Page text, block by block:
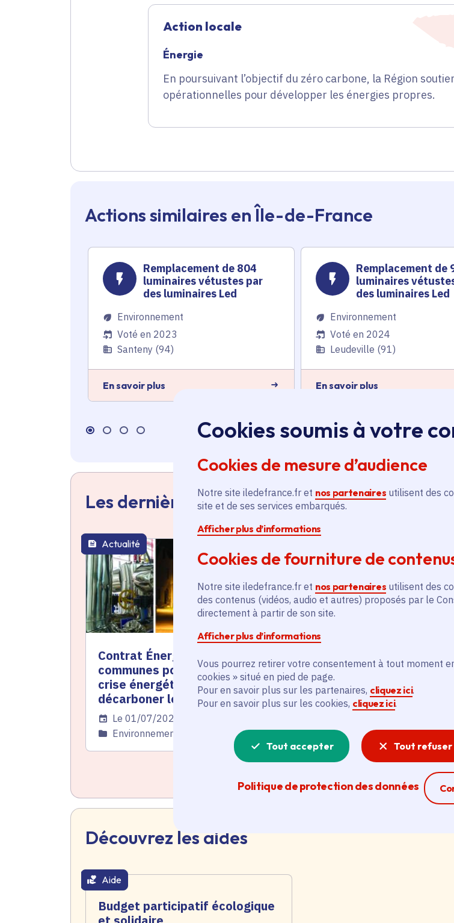
Cookies soumis à votre
Cookies de mesure d’audience
Notre site iledefrance.fr et nos partenaires utilisent des
site et de ses services embarqués.
Afficher plus d’informations
Cookies de fourniture de
Notre site iledefrance.fr et nos partenaires utilisent des
des contenus (vidéos, audio et autres) proposés par le
directement à partir de son site.
Afficher plus d’informations
Vous pourrez retirer votre consentement à tout moment
cookies » situé en pied de page.
Pour en savoir plus sur les partenaires, cliquez ici.
Pour en savoir plus sur les cookies, cliquez ici.
Tout accepter Tout refuser
Politique de protection des données
Action locale
Énergie
En poursuivant l’objectif du zéro carbone, la Région
opérationnelles pour développer les énergies propres.
Actions similaires en Île-de-France
Remplacement de 804
luminaires vétustes par
des luminaires Led
Environnement
Voté en 2023
Santeny (94)
En savoir plus
Remplacement de
luminaires
des luminaires Led
Environnement
Voté en 2024
Leudeville (91)
En savoir plus
Les dernières actualités
thématique active
Actualité
Contrat Énergie : l'aide aux
communes pour maîtriser la
crise énergétique et
décarboner les territoires
Date de l'arrêté
Le 01/07/2026
Catégorie
Environnement
Data centers : la
régionale pour un
responsable
Date de l'arrêté
Le 26/06/2026
Découvrez les aides
thématique active
Aide
Budget participatif écologique